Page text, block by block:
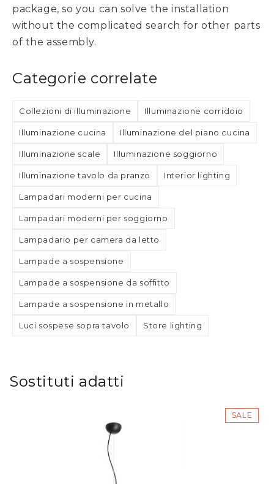
package, so you can solve the installation
without the complicated search for other parts
of the assembly.
Categorie correlate
Collezioni di illuminazione Illuminazione corridoio
Illuminazione cucina Illuminazione del piano cucina
Illuminazione scale Illuminazione soggiorno
Illuminazione tavolo da pranzo Interior lighting
Lampadari moderni per cucina
Lampadari moderni per soggiorno
Lampadario per camera da letto
Lampade a sospensione
Lampade a sospensione da soffitto
Lampade a sospensione in metallo
Luci sospese sopra tavolo Store lighting
Sostituti adatti
SALE